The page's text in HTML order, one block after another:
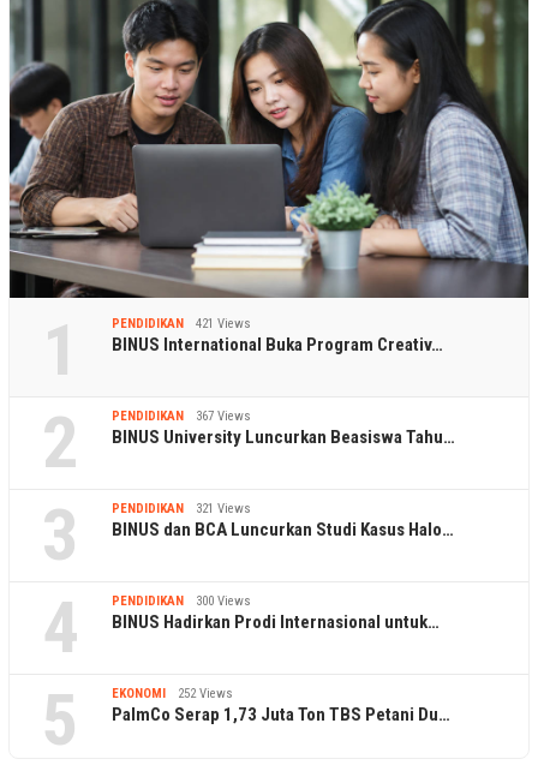
1 PENDIDIKAN 421 Views
BINUS International Buka Program Creativ…
2 PENDIDIKAN 367 Views
BINUS University Luncurkan Beasiswa Tahu…
3 PENDIDIKAN 321 Views
BINUS dan BCA Luncurkan Studi Kasus Halo…
4 PENDIDIKAN 300 Views
BINUS Hadirkan Prodi Internasional untuk…
5 EKONOMI 252 Views
PalmCo Serap 1,73 Juta Ton TBS Petani Du…